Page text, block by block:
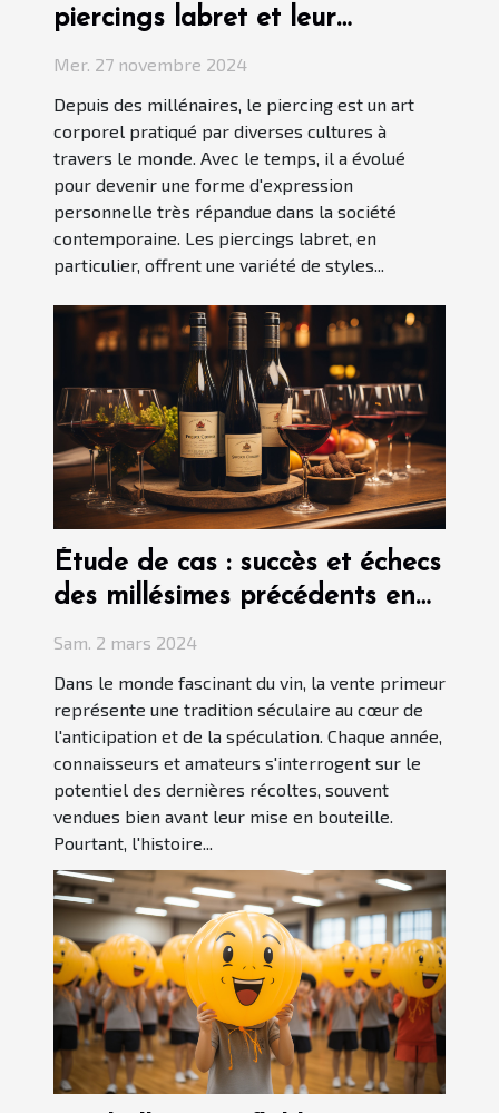
piercings labret et leur
Mer. 27 novembre 2024
Depuis des millénaires, le piercing est un art
corporel pratiqué par diverses cultures à
travers le monde. Avec le temps, il a évolué
pour devenir une forme d'expression
personnelle très répandue dans la société
contemporaine. Les piercings labret, en
particulier, offrent une variété de styles...
Étude de cas : succès et échecs
des millésimes précédents en
vente primeur
Sam. 2 mars 2024
Dans le monde fascinant du vin, la vente primeur
représente une tradition séculaire au cœur de
l'anticipation et de la spéculation. Chaque année,
connaisseurs et amateurs s'interrogent sur le
potentiel des dernières récoltes, souvent
vendues bien avant leur mise en bouteille.
Pourtant, l'histoire...